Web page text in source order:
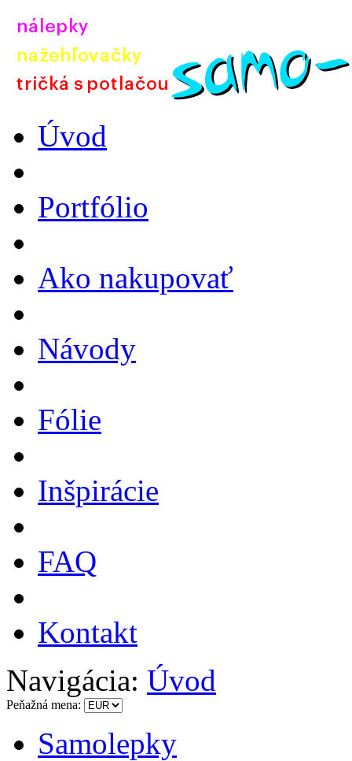
Úvod
Portfólio
Ako nakupovať
Návody
Fólie
Inšpirácie
FAQ
Kontakt
Navigácia: Úvod
Peňažná mena:
Samolepky